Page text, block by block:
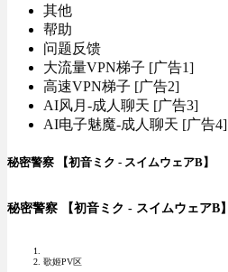
其他
帮助
问题反馈
大流量VPN梯子 [广告1]
高速VPN梯子 [广告2]
AI风月-成人聊天 [广告3]
AI电子魅魔-成人聊天 [广告4]
秘密警察 【初音ミク - スイムウェアB】
秘密警察 【初音ミク - スイムウェアB】
歌姬PV区